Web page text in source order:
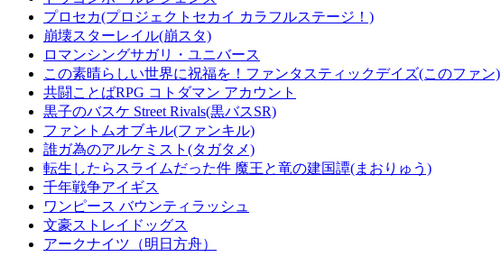
プロセカ(プロジェクトセカイ カラフルステージ！)
崩壊スターレイル(崩スタ)
ロマンシングサガリ・ユニバース
この素晴らしい世界に祝福を！ファンタスティックデイズ(このファン)
共闘ことばRPG コトダマン アカウント
黒子のバスケ Street Rivals(黒バスSR)
ファントムオブキル(ファンキル)
誰ガ為のアルケミスト(タガタメ)
転生したらスライムだった件 魔王と竜の建国譚(まおりゅう)
千年戦争アイギス
ワンピース バウンティラッシュ
文豪ストレイドッグス
アークナイツ（明日方舟）